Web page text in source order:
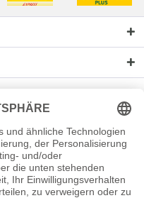
Reklamation
Kontakt
Rückgabe